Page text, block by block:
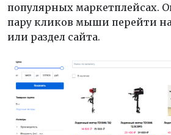
популярных маркетплейсах.
пару кликов мыши перейти
или раздел сайта.